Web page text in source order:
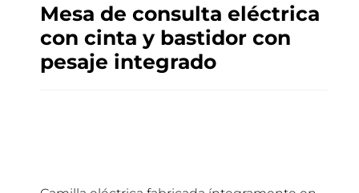
Mesa de consulta eléctrica
con cinta y bastidor con
pesaje integrado